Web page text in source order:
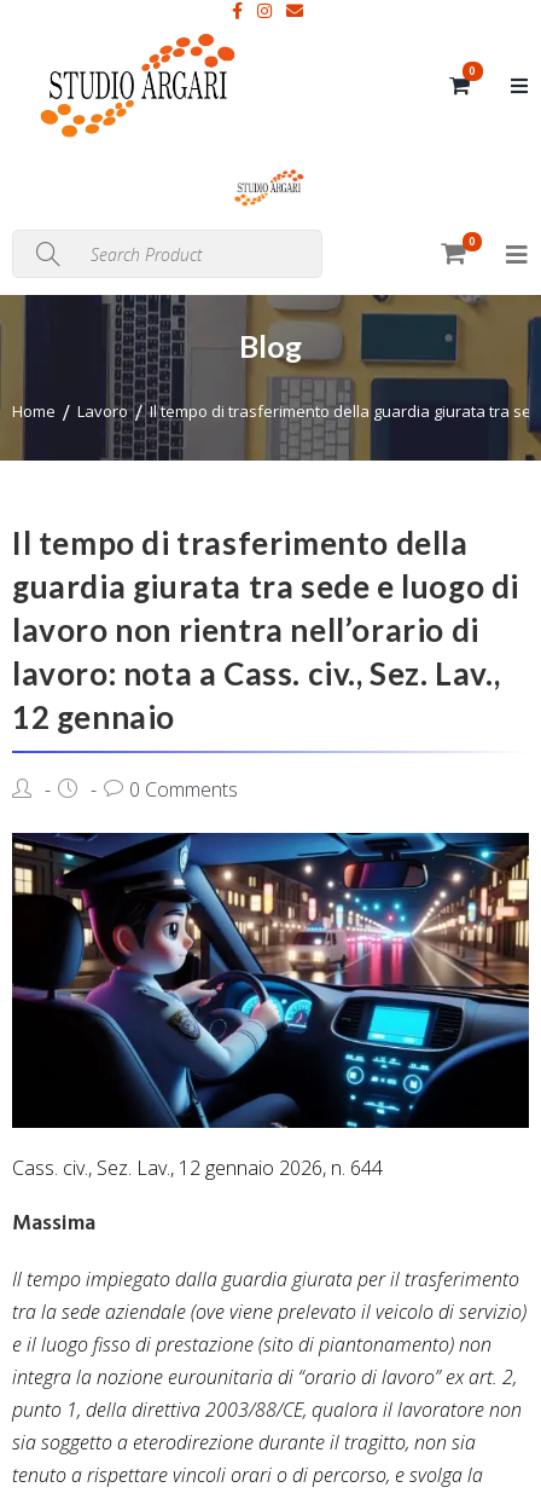
0
0
Blog
Home Lavoro Il tempo di trasferimento della guardia giurata tra
Il tempo di trasferimento della
guardia giurata tra sede e luogo di
lavoro non rientra nell’orario di
lavoro: nota a Cass. civ., Sez. Lav.,
12 gennaio
0 Comments
Cass. civ., Sez. Lav., 12 gennaio 2026, n. 644
Massima
Il tempo impiegato dalla guardia giurata per il trasferimento
tra la sede aziendale (ove viene prelevato il veicolo di servizio)
e il luogo fisso di prestazione (sito di piantonamento) non
integra la nozione eurounitaria di “orario di lavoro” ex art. 2,
punto 1, della direttiva 2003/88/CE, qualora il lavoratore non
sia soggetto a eterodirezione durante il tragitto, non sia
tenuto a rispettare vincoli orari o di percorso, e svolga la